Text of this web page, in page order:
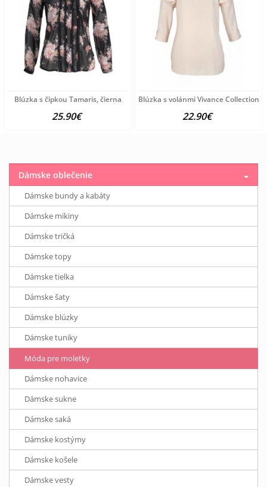
Blúzka s čipkou Tamaris, čierna
25.90€
Blúzka s volánmi Vivance Collection,
22.90€
Dámske oblečenie
Dámske bundy a kabáty
Dámske mikiny
Dámske tričká
Dámske topy
Dámske tielka
Dámske šaty
Dámske blúzky
Dámske tuniky
Móda pre moletky
Dámske nohavice
Dámske sukne
Dámske saká
Dámske kostýmy
Dámske košele
Dámske vesty